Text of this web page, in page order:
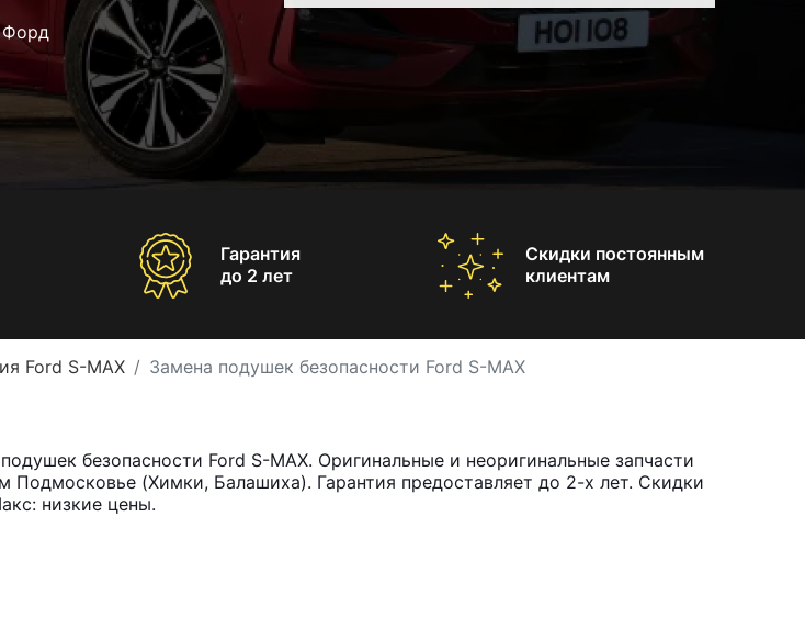
Форд
Гарантия
до 2 лет
Скидки постоянным
клиентам
Ford S-MAX Замена подушек безопасности Ford S-MAX
безопасности Ford S-MAX. Оригинальные и неоригинальные запчасти
(Химки, Балашиха). Гарантия предоставляет до 2-х лет. Скидки
низкие цены.